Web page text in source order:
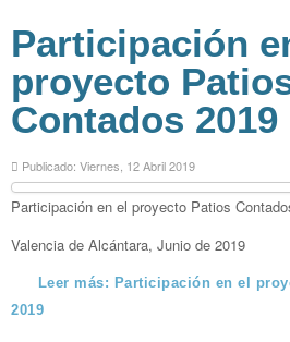
Participación
proyecto
Contados 2019
Publicado: Viernes, 12 Abril 2019
Participación en el proyecto Patios
Valencia de Alcántara, Junio de 2019
Leer más: Participación en el
2019